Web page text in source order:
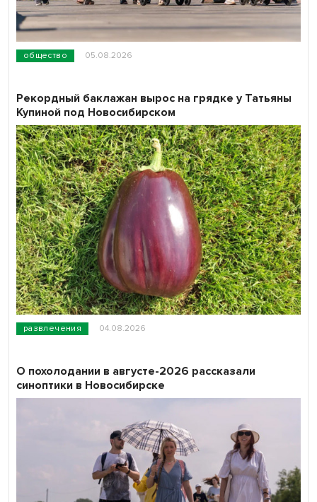
общество 05.08.2026
развлечения 04.08.2026
Рекордный баклажан вырос на грядке у Татьяны
Купиной под Новосибирском
О похолодании в августе-2026 рассказали
синоптики в Новосибирске